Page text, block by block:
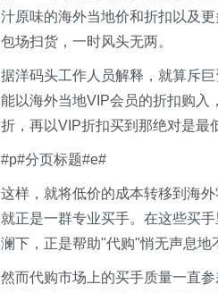
汁原味的海外当地价和折扣以及
包场扫货，一时风头无两。
据洋码头工作人员解释，就算斥
能以海外当地VIP会员的折扣购入
折，再以VIP折扣买到那绝对是最
#p#分页标题#e#
这样，就将低价的成本转移到海
就正是一群专业买手。在这些买
澜下，正是帮助"代购"悄无声息地
然而代购市场上的买手质量一直